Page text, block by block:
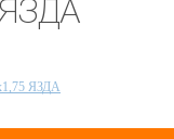
ЯЗДА
ЯЗДА